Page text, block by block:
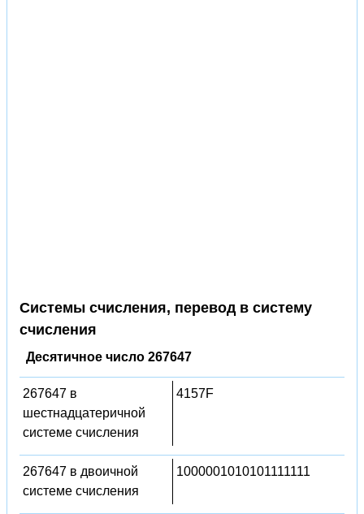
Системы счисления, перевод в систему
счисления
Десятичное число 267647
267647 в
шестнадцатеричной
системе счисления
4157F
267647 в двоичной
системе счисления
1000001010101111111